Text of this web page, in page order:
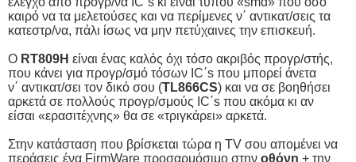
καιρό να τα μελετούσες και να περίμενες ν΄ αντικατ/σεις τα
κατεστρ/να, πάλι ίσως να μην πετύχαινες την επισκευή.
Ο RT809H είναι ένας καλός όχι τόσο ακριβός προγρ/στής,
που κάνει για προγρ/σμό τόσων IC΄s που μπορεί άνετα
ν΄ αντικατ/σει τον δικό σου (TL866CS) και να σε βοηθήσει
αρκετά σε πολλούς προγρ/σμούς IC΄s που ακόμα κι αν
είσαι «ερασιτέχνης» θα σε «τριγκάρει» αρκετά.
Στην κατάσταση που βρίσκεται τώρα η TV σου απομένει να
περάσεις ένα FirmWare προσαρμόσιμο στην οθόνη + την